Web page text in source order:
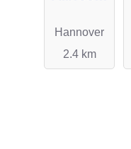
Hannover
2.4 km